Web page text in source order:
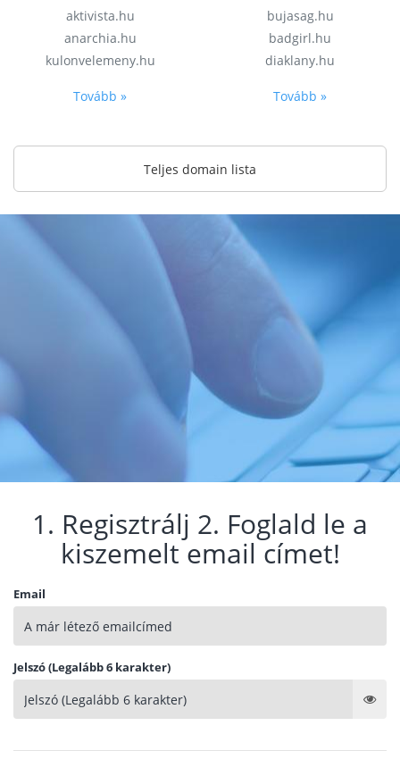
aktivista.hu
anarchia.hu
kulonvelemeny.hu
Tovább »
bujasag.hu
badgirl.hu
diaklany.hu
Tovább »
Teljes domain lista
1. Regisztrálj 2. Foglald le a
kiszemelt email címet!
Email
Jelszó (Legalább 6 karakter)